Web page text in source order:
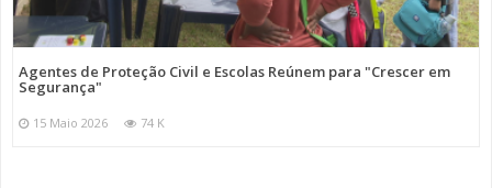
Agentes de Proteção Civil e Escolas Reúnem para "Crescer em
Segurança"
15 Maio 2026 74 K